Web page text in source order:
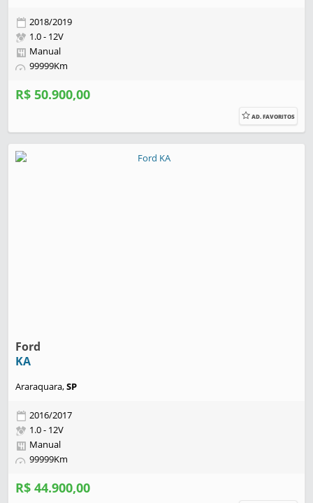
2018/2019
1.0 - 12V
Manual
99999Km
R$ 50.900,00
AD. FAVORITOS
Ford
KA
Araraquara,SP
2016/2017
1.0 - 12V
Manual
99999Km
R$ 44.900,00